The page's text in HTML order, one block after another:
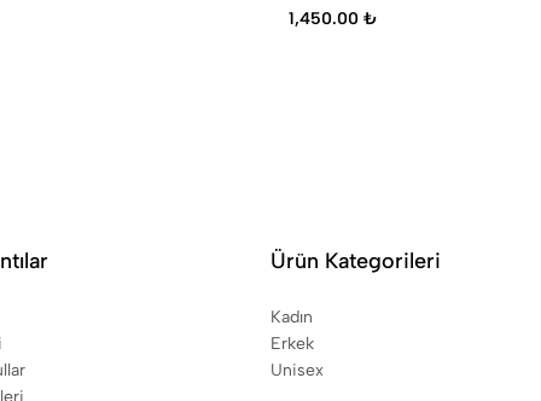
1,450.00 ₺
Ürün Kategorileri
Kadın
Erkek
Unisex